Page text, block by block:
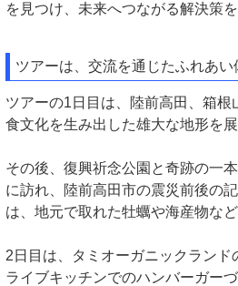
を見つけ、未来へつながる解決策を
ツアーは、交流を通じたふれあい
ツアーの1日目は、陸前高田、箱根
食文化を生み出した雄大な地形を
その後、復興祈念公園と奇跡の一
に訪れ、陸前高田市の震災前後の
は、地元で取れた牡蠣や海産物など
2日目は、タミオーガニックラン
ライブキッチンでのハンバーガー